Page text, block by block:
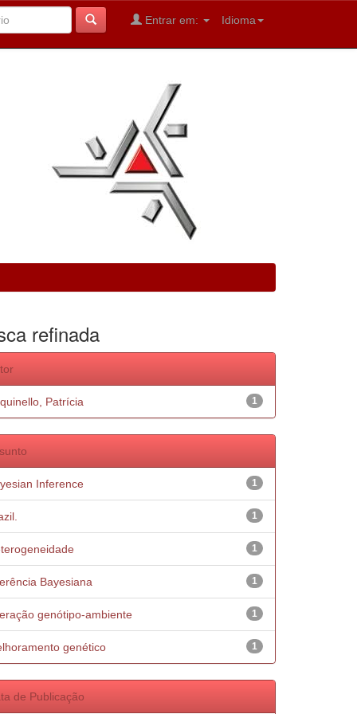
Idioma
Entrar em:
refinada
1
Patrícia
1
Inference
1
1
1
Bayesiana
1
genótipo-ambiente
1
genético
de Publicação